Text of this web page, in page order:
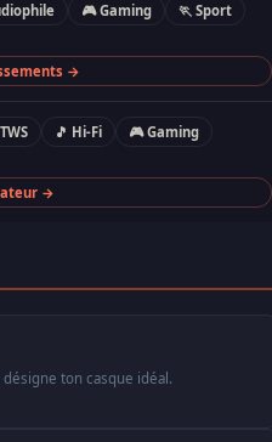
🎮 Gaming
🏃 Sport
→
🎵 Hi-Fi
🎮 Gaming
→
ton casque idéal.